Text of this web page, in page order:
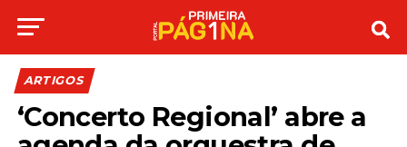
ARTIGOS
‘Concerto Regional’ abre a